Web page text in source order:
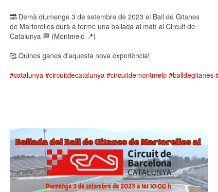
🔜 Demà diumenge 3 de setembre de 2023 el Ball de Gitanes
de Martorelles durà a terme una ballada al matí al Circuit de
Catalunya 🏁 (Montmeló 📍)
🥰 Quines ganes d'aquesta nova experiència!
#catalunya #circuitdecatalunya #circuitdemontmelo #balldegitanes